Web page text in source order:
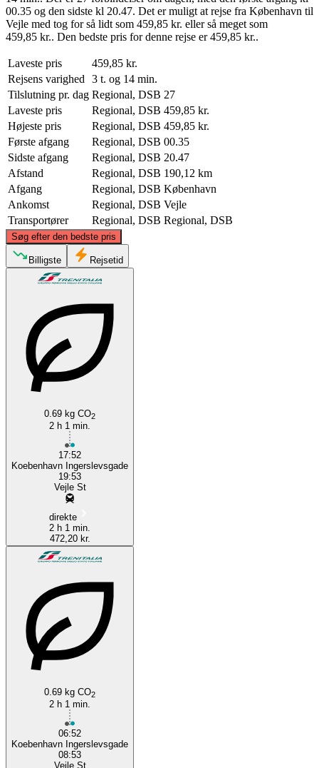
00.35 og den sidste kl 20.47. Det er muligt at rejse fra København til
Vejle med tog for så lidt som 459,85 kr. eller så meget som
459,85 kr.. Den bedste pris for denne rejse er 459,85 kr..
Laveste pris
459,85 kr.
Rejsens varighed
3 t. og 14 min.
Tilslutning pr. dag Regional, DSB 27
Laveste pris
Regional, DSB 459,85 kr.
Højeste pris
Regional, DSB 459,85 kr.
Første afgang
Regional, DSB 00.35
Sidste afgang
Regional, DSB 20.47
Afstand
Regional, DSB 190,12 km
Afgang
Regional, DSB København
Ankomst
Regional, DSB Vejle
Transportører
Regional, DSB Regional, DSB
Søg efter den bedste pris
Vejle
©CARTO, ©OpenStreetMap
Billigste Rejsetid
0.69 kg CO2
2 h 1 min.
17:52
Koebenhavn Ingerslevsgade
19:53
Vejle St
direkte
2 h 1 min.
472,20 kr.
0.69 kg CO2
2 h 1 min.
06:52
Koebenhavn Ingerslevsgade
08:53
Vejle St